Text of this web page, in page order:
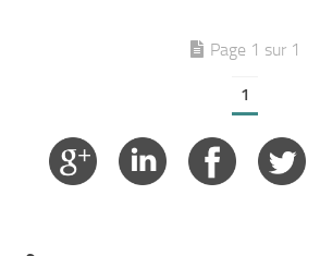
Page 1 sur 1
1